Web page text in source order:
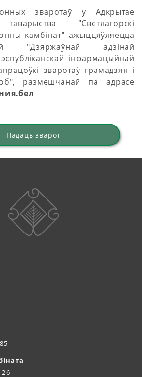
зваротаў у Адкрытае
"Светлагорскі
камбінат" ажыццяўляецца
"Дзяржаўнай адзінай
інфармацыйнай
зваротаў грамадзян і
размешчанай па адрасе
Падаць зварот
26